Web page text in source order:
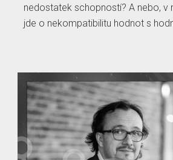
nedostatek schopností? A nebo, v
jde o nekompatibilitu hodnot s